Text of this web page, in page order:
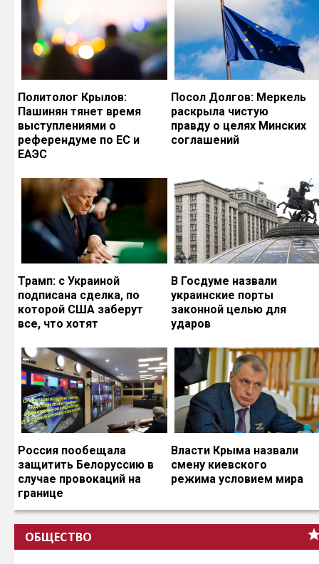
Политолог Крылов:
Пашинян тянет время
выступлениями о
референдуме по ЕС и
ЕАЭС
Посол Долгов: Меркель
раскрыла чистую
правду о целях Минских
соглашений
Трамп: с Украиной
подписана сделка, по
которой США заберут
все, что хотят
В Госдуме назвали
украинские порты
законной целью для
ударов
Россия пообещала
защитить Белоруссию в
случае провокаций на
границе
Власти Крыма назвали
смену киевского
режима условием мира
ОБЩЕСТВО